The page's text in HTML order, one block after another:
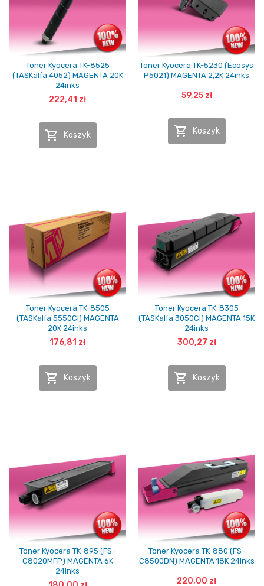
Toner Kyocera TK-8525
(TASKalfa 4052) MAGENTA 20K
24inks
222,41 zł
 Koszyk
Toner Kyocera TK-5230 (Ecosys
P5021) MAGENTA 2,2K 24inks
59,25 zł
 Koszyk
Toner Kyocera TK-8505
(TASKalfa 5550Ci) MAGENTA
20K 24inks
176,81 zł
 Koszyk
Toner Kyocera TK-8305
(TASKalfa 3050Ci) MAGENTA 15K
24inks
300,27 zł
 Koszyk
Toner Kyocera TK-895 (FS-
C8020MFP) MAGENTA 6K
24inks
Toner Kyocera TK-880 (FS-
C8500DN) MAGENTA 18K 24inks
220,00 zł